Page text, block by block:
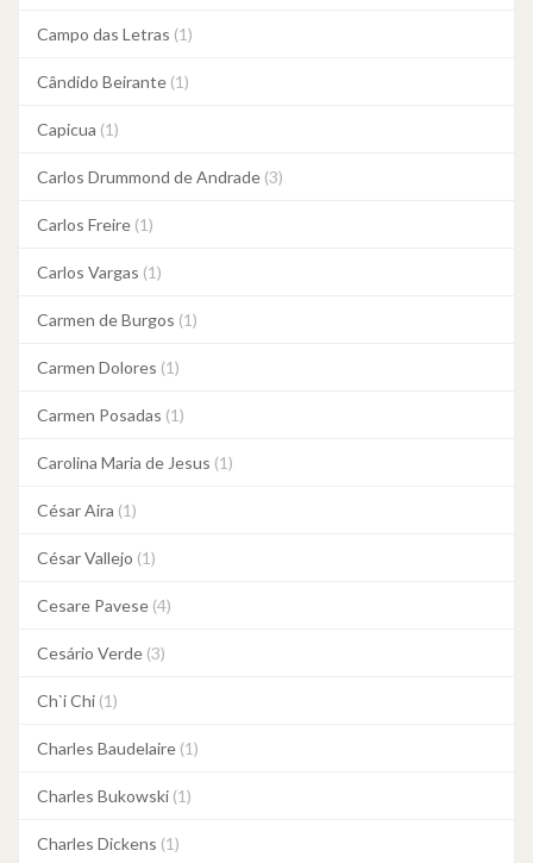
Campo das Letras (1)
Cândido Beirante (1)
Capicua (1)
Carlos Drummond de Andrade (3)
Carlos Freire (1)
Carlos Vargas (1)
Carmen de Burgos (1)
Carmen Dolores (1)
Carmen Posadas (1)
Carolina Maria de Jesus (1)
César Aira (1)
César Vallejo (1)
Cesare Pavese (4)
Cesário Verde (3)
Ch`i Chi (1)
Charles Baudelaire (1)
Charles Bukowski (1)
Charles Dickens (1)